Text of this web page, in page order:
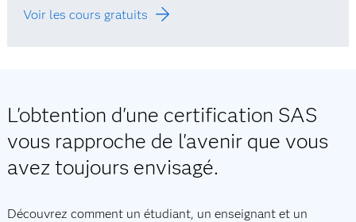
Voir les cours gratuits
L'obtention d'une certification SAS
vous rapproche de l'avenir que vous
avez toujours envisagé.
Découvrez comment un étudiant, un enseignant et un